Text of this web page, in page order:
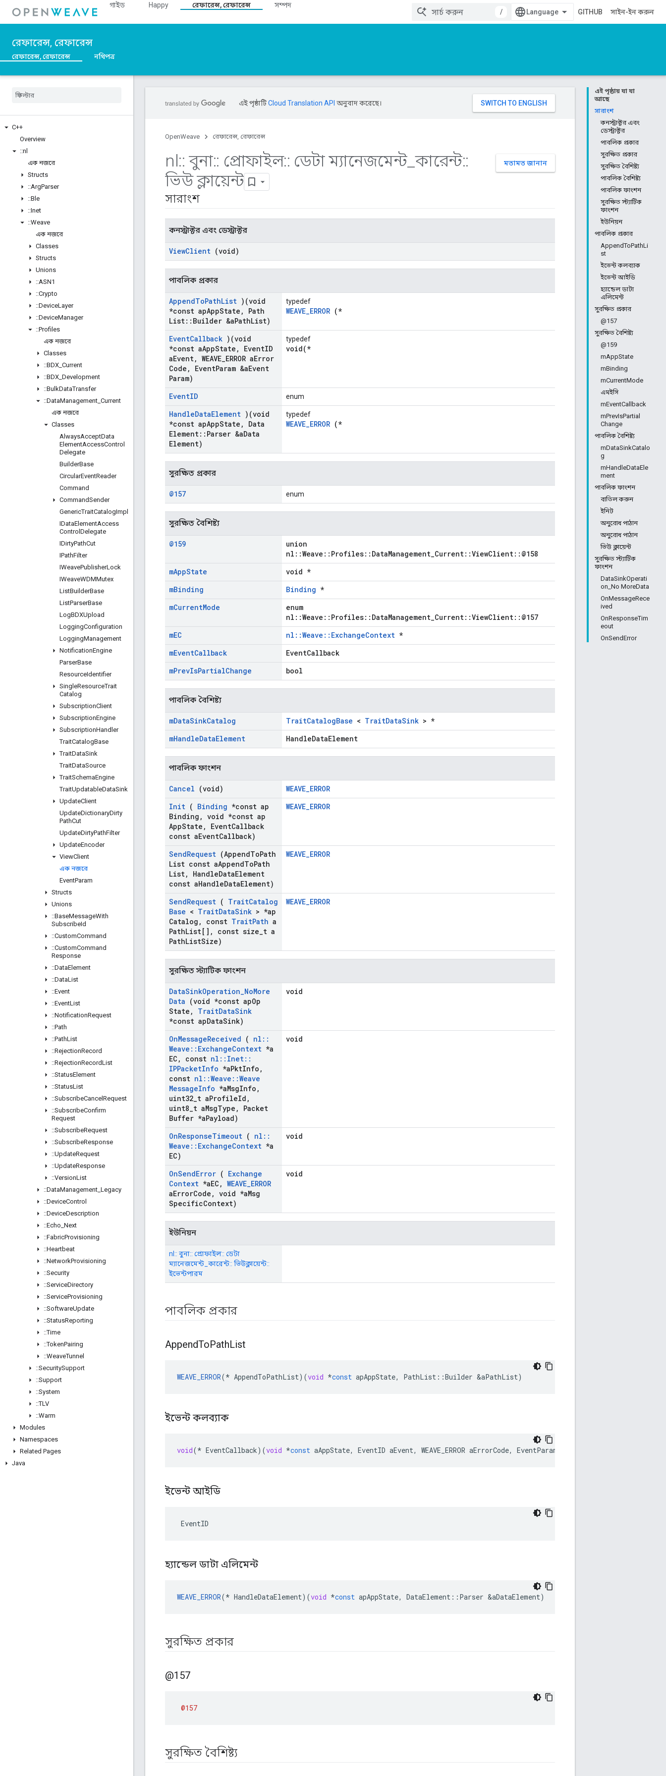
গাইড Happy রেফারেন্স, রেফারেন্স
সম্পদ
/
GITHUB সাইন-ইন করুন
রেফারেন্স, রেফারেন্স
রেফারেন্স, রেফারেন্স নথিপত্র
C++
Overview
::nl
এক নজরে
Structs
::ArgParser
::Ble
::Inet
::Weave
এক নজরে
Classes
Structs
Unions
::ASN1
::Crypto
::DeviceLayer
::DeviceManager
::Profiles
এক নজরে
Classes
::BDX Current
::BDX Development
::BulkDataTransfer
::DataManagement Current
এক নজরে
Classes
AlwaysAcceptData
ElementAccessControl
Delegate
BuilderBase
CircularEventReader
Command
CommandSender
GenericTraitCatalogImpl
IDataElementAccess
Control Delegate
IDirtyPathCut
IPathFilter
IWeavePublisherLock
IWeaveWDMMutex
ListBuilderBase
ListParserBase
LogBDXUpload
LoggingConfiguration
LoggingManagement
NotificationEngine
ParserBase
ResourceIdentifier
SingleResourceTrait
Catalog
SubscriptionClient
SubscriptionEngine
SubscriptionHandler
TraitCatalogBase
TraitDataSink
TraitDataSource
TraitSchemaEngine
TraitUpdatableDataSink
UpdateClient
UpdateDictionaryDirty
PathCut
UpdateDirtyPathFilter
UpdateEncoder
ViewClient
এক নজরে
EventParam
Structs
Unions
::BaseMessageWith
SubscribeId
::CustomCommand
::CustomCommand
Response
::DataElement
::DataList
::Event
::EventList
::NotificationRequest
::Path
::PathList
::RejectionRecord
::RejectionRecordList
::StatusElement
::StatusList
::SubscribeCancel Request
::SubscribeConfirm
Request
::SubscribeRequest
::SubscribeResponse
::UpdateRequest
::UpdateResponse
::VersionList
::DataManagement Legacy
::DeviceControl
::DeviceDescription
::Echo Next
::FabricProvisioning
::Heartbeat
::NetworkProvisioning
::Security
::ServiceDirectory
::ServiceProvisioning
::SoftwareUpdate
::StatusReporting
::Time
::TokenPairing
::WeaveTunnel
::SecuritySupport
::Support
::System
::TLV
::Warm
Modules
Namespaces
Related Pages
Java
এই পৃষ্ঠায় যা যা
আছে
সারাংশ
কনস্ট্রাক্টর এবং
ডেস্ট্রাক্টর
পাবলিক প্রকার
সুরক্ষিত প্রকার
সুরক্ষিত বৈশিষ্ট্য
পাবলিক বৈশিষ্ট্য
পাবলিক ফাংশন
সুরক্ষিত স্ট্যাটিক
ফাংশন
ইউনিয়ন
পাবলিক প্রকার
AppendToPathLi
st
ইভেন্ট কলব্যাক
ইভেন্ট আইডি
হ্যান্ডেল ডাটা
এলিমেন্ট
সুরক্ষিত প্রকার
@157
সুরক্ষিত বৈশিষ্ট্য
@159
mAppState
mBinding
mCurrentMode
এমইসি
mEventCallback
mPrevIsPartial
Change
পাবলিক বৈশিষ্ট্য
mDataSinkCatalo
g
mHandleDataEle
ment
পাবলিক ফাংশন
বাতিল করুন
ইনিট
অনুরোধ পাঠান
অনুরোধ পাঠান
ভিউ ক্লায়েন্ট
সুরক্ষিত স্ট্যাটিক
ফাংশন
DataSinkOperati
on_No MoreData
OnMessageRece
ived
OnResponseTim
eout
OnSendError
এই পৃষ্ঠাটিCloud Translation API অনুবাদ করেছে।
OpenWeave রেফারেন্স, রেফারেন্স
মতামত জানান
nl:: বুনা:: প্রোফাইল:: ডেটা ম্যানেজমেন্ট_কারেন্ট::
ভিউ ক্লায়েন্ট
সারাংশ
কনস্ট্রাক্টর এবং ডেস্ট্রাক্টর
ViewClient (void)
পাবলিক প্রকার
AppendToPathList )(void
*const apAppState ,
Path
List:: Builder &aPathList)
typedef
WEAVE_ERROR (*
EventCallback )(void
*const aAppState , EventID
aEvent, WEAVE ERROR aError
Code , EventParam &aEvent
Param)
typedef
void(*
EventID enum
HandleDataElement )(void
*const apAppState ,
Data
Element:: Parser &aData
Element)
typedef
WEAVE_ERROR (*
সুরক্ষিত প্রকার
@157 enum
সুরক্ষিত বৈশিষ্ট্য
@159
union
nl::Weave::Profiles::DataManagement_Current::ViewClient::@158
mAppState
void *
mBinding Binding *
mCurrentMode
enum
nl::Weave::Profiles::DataManagement_Current::ViewClient::@157
mEC nl::Weave::ExchangeContext *
mEventCallback
EventCallback
mPrevIsPartialChange bool
পাবলিক বৈশিষ্ট্য
mDataSinkCatalog TraitCatalogBase < TraitDataSink > *
mHandleDataElement HandleDataElement
পাবলিক ফাংশন
Cancel (void)
WEAVE_ERROR
Init ( Binding *const ap
Binding , void *const ap
AppState , EventCallback
const aEventCallback)
WEAVE_ERROR
SendRequest (AppendToPath
List const aAppendToPath
List, HandleDataElement
const aHandleDataElement)
WEAVE_ERROR
SendRequest ( TraitCatalog
Base < TraitDataSink > *ap
Catalog , const TraitPath a
PathList[] , const size t a
PathListSize)
WEAVE_ERROR
সুরক্ষিত স্ট্যাটিক ফাংশন
DataSinkOperation_NoMore
Data (void *const apOp
State , TraitDataSink
*const apDataSink)
void
OnMessageReceived ( nl ::
Weave :: ExchangeContext *a
EC , const nl :: Inet::
IPPacketInfo *aPktInfo ,
const nl ::Weave ::Weave
MessageInfo *aMsgInfo ,
uint32 t aProfileId ,
uint8 t aMsgType ,
Packet
Buffer *aPayload)
void
OnResponseTimeout ( nl ::
Weave :: ExchangeContext *a
EC)
void
OnSendError ( Exchange
Context *aEC , WEAVE_ERROR
aErrorCode , void *aMsg
SpecificContext)
void
ইউনিয়ন
nl:: বুনা:: প্রোফাইল:: ডেটা
ম্যানেজমেন্ট_কারেন্ট:: ভিউক্লায়েন্ট::
ইভেন্টপারম
পাবলিক প্রকার
AppendToPathList
WEAVE_ERROR(* AppendToPathList)(void *const apAppState, PathList ::Builder &aPathList)
ইভেন্ট কলব্যাক
void(* EventCallback)(void *const aAppState, EventID aEvent, WEAVE_ERROR aErrorCode, EventParam
ইভেন্ট আইডি
EventID
হ্যান্ডেল ডাটা এলিমেন্ট
WEAVE_ERROR(* HandleDataElement)(void *const apAppState, DataElement :: Parser &aDataElement)
সুরক্ষিত প্রকার
@157
@157
সুরক্ষিত বৈশিষ্ট্য